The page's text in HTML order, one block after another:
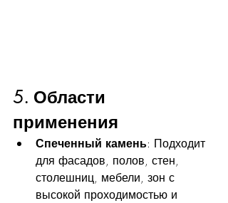
5. Области
применения
Спеченный камень: Подходит
для фасадов, полов, стен,
столешниц, мебели, зон с
высокой проходимостью и